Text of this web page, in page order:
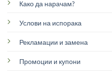
Како да нарачам?
Услови на испорака
Рекламации и замена
Промоции и купони